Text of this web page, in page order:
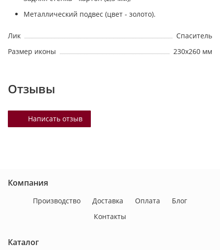
Металлический подвес (цвет - золото).
Лик
Спаситель
Размер иконы
230х260 мм
Отзывы
Написать отзыв
Компания
Производство Доставка Оплата
Блог
Контакты
Каталог